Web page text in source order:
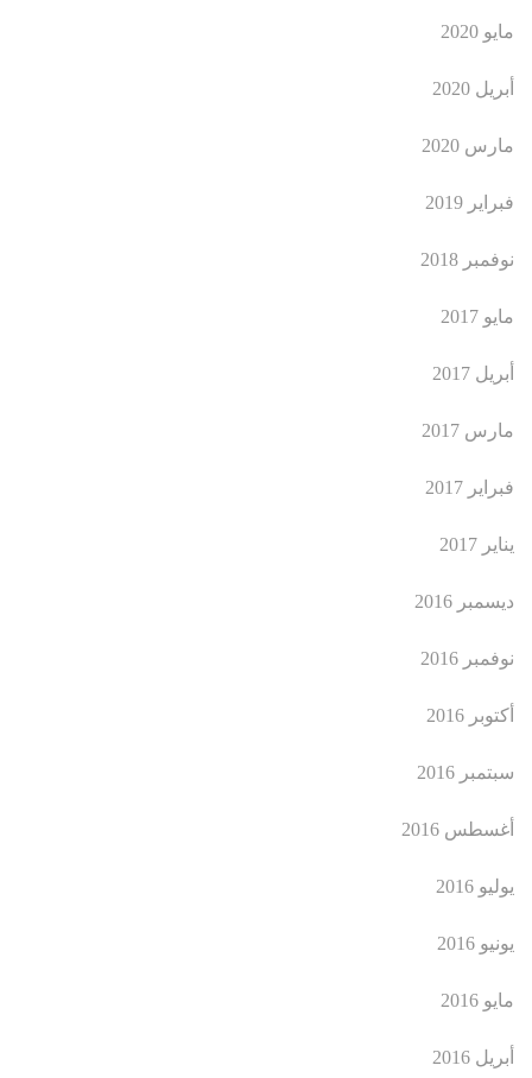
مايو 2020
أبريل 2020
مارس 2020
فبراير 2019
نوفمبر 2018
مايو 2017
أبريل 2017
مارس 2017
فبراير 2017
يناير 2017
ديسمبر 2016
نوفمبر 2016
أكتوبر 2016
سبتمبر 2016
أغسطس 2016
يوليو 2016
يونيو 2016
مايو 2016
أبريل 2016